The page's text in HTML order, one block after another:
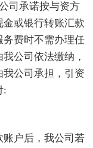
司承诺按与资方
或银行转账汇款
务费时不需办理任
公司依法缴纳，
公司承担，引资
:
户后，我公司若